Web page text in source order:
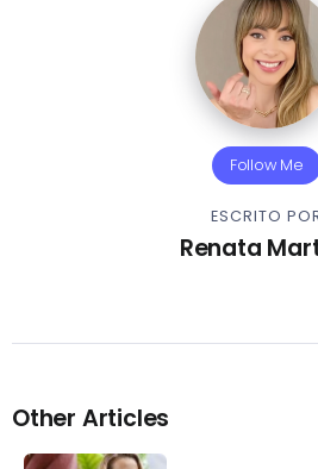
Follow Me
ESCRITO
Renata
Other Articles